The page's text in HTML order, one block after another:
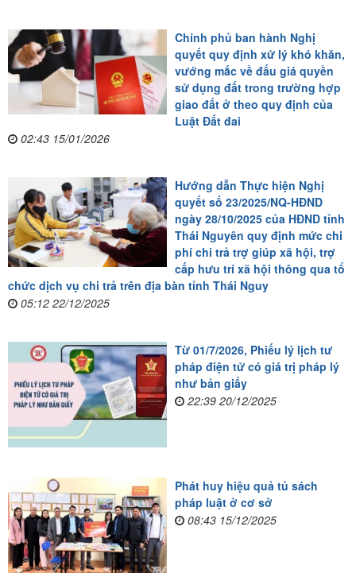
Chính phủ ban hành Nghị
quyết quy định xử lý khó khăn,
vướng mắc về đấu giá quyền
sử dụng đất trong trường hợp
giao đất ở theo quy định của
Luật Đất đai
02:43 15/01/2026
Hướng dẫn Thực hiện Nghị
quyết số 23/2025/NQ-HĐND
ngày 28/10/2025 của HĐND tỉnh
Thái Nguyên quy định mức chi
phí chi trả trợ giúp xã hội, trợ
cấp hưu trí xã hội thông qua tổ
chức dịch vụ chi trả trên địa bàn tỉnh Thái Nguy
05:12 22/12/2025
Từ 01/7/2026, Phiếu lý lịch tư
pháp điện tử có giá trị pháp lý
như bản giấy
22:39 20/12/2025
Phát huy hiệu quả tủ sách
pháp luật ở cơ sở
08:43 15/12/2025